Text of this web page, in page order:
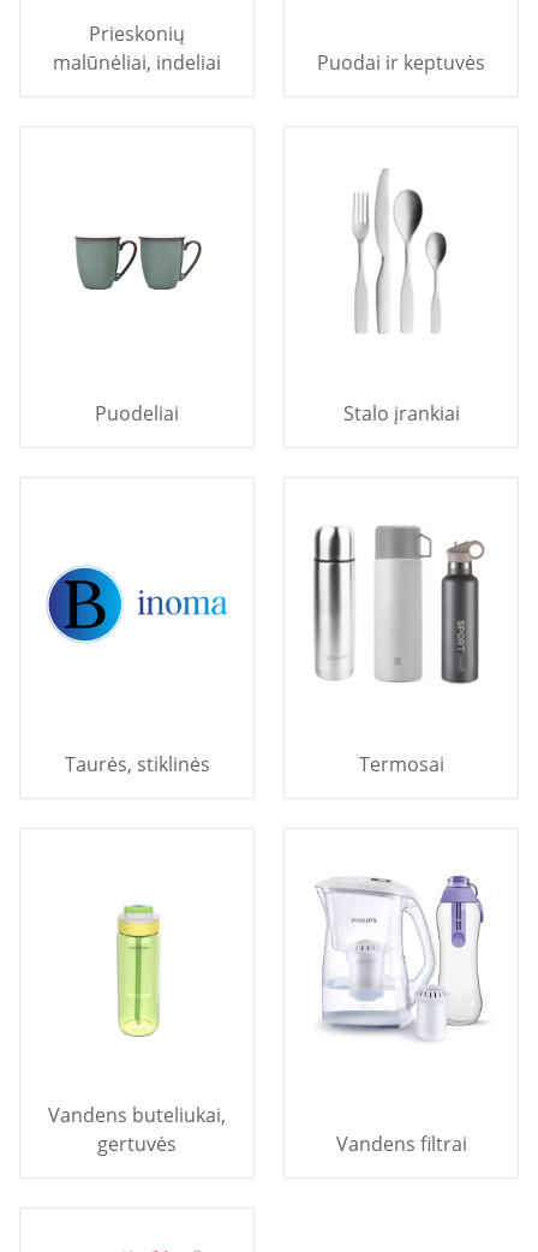
Prieskonių
malūnėliai, indeliai
Puodai ir keptuvės
Puodeliai Stalo įrankiai
Taurės, stiklinės Termosai
Vandens buteliukai,
gertuvės
Vandens filtrai